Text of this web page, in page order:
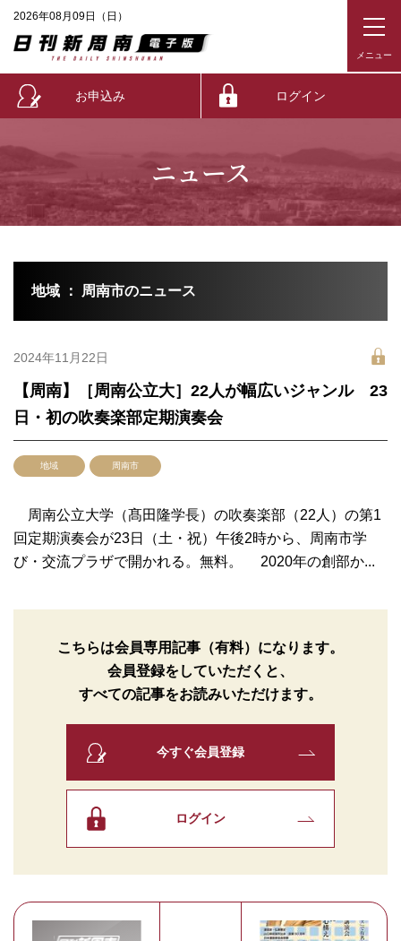
2026年08月09日（日）
お申込み ログイン
ニュース
地域 ： 周南市のニュース
2024年11月22日
【周南】［周南公立大］22人が幅広いジャンル 23
日・初の吹奏楽部定期演奏会
地域 周南市
周南公立大学（髙田隆学長）の吹奏楽部（22人）の第1
回定期演奏会が23日（土・祝）午後2時から、周南市学
び・交流プラザで開かれる。無料。 2020年の創部か...
こちらは会員専用記事（有料）になります。
会員登録をしていただくと、
すべての記事をお読みいただけます。
今すぐ会員登録
ログイン